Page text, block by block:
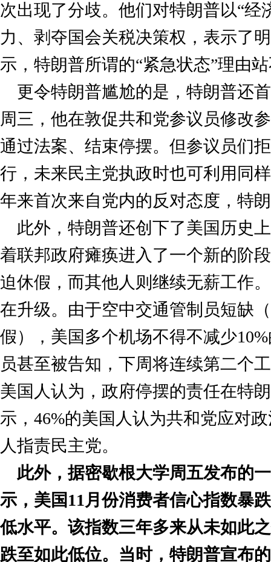
次出现了分歧。他们对特朗普以“经
力、剥夺国会关税决策权，表示了
示，特朗普所谓的“紧急状态”理由
更令特朗普尴尬的是，特朗普还
周三，他在敦促共和党参议员修改
通过法案、结束停摆。但参议员们
行，未来民主党执政时也可利用同
年来首次来自党内的反对态度，特
此外，特朗普还创下了美国历史
着联邦政府瘫痪进入了一个新的阶
迫休假，而其他人则继续无薪工作
在升级。由于空中交通管制员短缺
假），美国多个机场不得不减少
员甚至被告知，下周将连续第二个
美国人认为，政府停摆的责任在特
示，46%的美国人认为共和党应对
人指责民主党。
此外，据密歇根大学周五发布的
示，美国11月份消费者信心指数暴
低水平。该指数三年多来从未如此
跌至如此低位。当时，特朗普宣布